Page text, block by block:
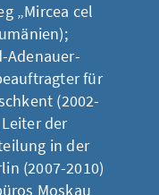
„Mircea cel
Adenauer-
für
(2002-
der
in der
(2007-2010)
Moskau